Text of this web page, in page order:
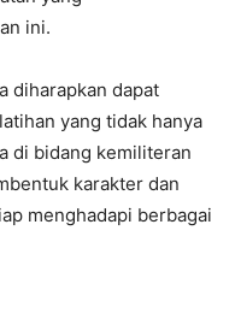
ini.
diharapkan dapat
yang tidak hanya
di bidang kemiliteran
karakter dan
menghadapi berbagai